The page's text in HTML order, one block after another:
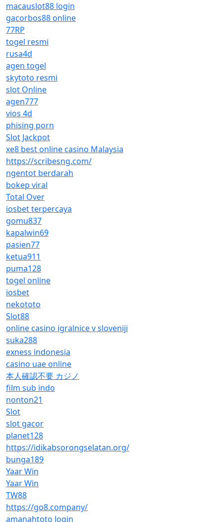
macauslot88 login
gacorbos88 online
77RP
togel resmi
rusa4d
agen togel
skytoto resmi
slot Online
agen777
vios 4d
phising porn
Slot Jackpot
xe8 best online casino Malaysia
https://scribesng.com/
ngentot berdarah
bokep viral
Total Over
iosbet terpercaya
gomu837
kapalwin69
pasien77
ketua911
puma128
togel online
iosbet
nekototo
Slot88
online casino igralnice v sloveniji
suka288
exness indonesia
casino uae online
本人確認不要 カジノ
film sub indo
nonton21
Slot
slot gacor
planet128
https://idikabsorongselatan.org/
bunga189
Yaar Win
Yaar Win
TW88
https://go8.company/
amanahtoto login